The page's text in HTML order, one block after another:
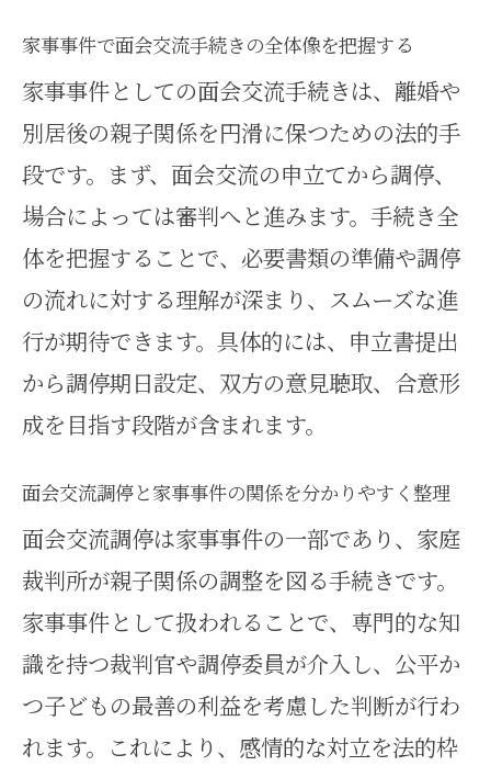
的立場を解説
面会交流手続きで家事事件が重視
される理由とは
家事事件から見る面会交流の具体
的な進め方
家事事件から見る面会交流の流れと注
意点
面会交流手続きの流れを家事事件
で整理する
家事事件における面会交流調停の
進行ポイント
面会交流調停で注意すべき家事事
件特有の問題
家事事件で見落としがちな面会交
流の注意事項
面会交流調停申立て時の家事事件
の具体的注意点
家事事件で面会交流手続きの全体像を把握する
家事事件としての面会交流手続きは、離婚や
別居後の親子関係を円滑に保つための法的手
段です。まず、面会交流の申立てから調停、
場合によっては審判へと進みます。手続き全
体を把握することで、必要書類の準備や調停
の流れに対する理解が深まり、スムーズな進
行が期待できます。具体的には、申立書提出
から調停期日設定、双方の意見聴取、合意形
成を目指す段階が含まれます。
面会交流調停と家事事件の関係を分かりやすく整理
面会交流調停は家事事件の一部であり、家庭
裁判所が親子関係の調整を図る手続きです。
家事事件として扱われることで、専門的な知
識を持つ裁判官や調停委員が介入し、公平か
つ子どもの最善の利益を考慮した判断が行わ
れます。これにより、感情的な対立を法的枠